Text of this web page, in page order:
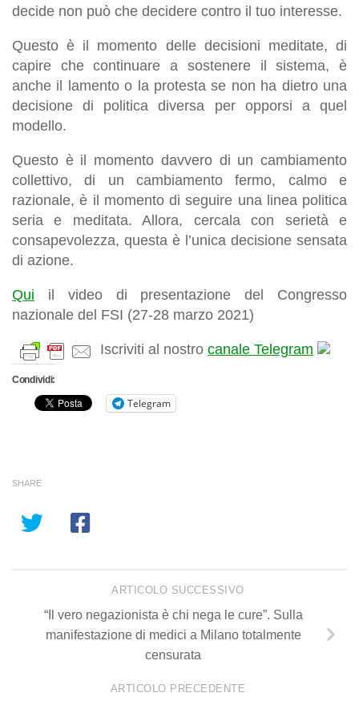
decide non può che decidere contro il tuo interesse.
Questo è il momento delle decisioni meditate, di
capire che continuare a sostenere il sistema, è
anche il lamento o la protesta se non ha dietro una
decisione di politica diversa per opporsi a quel
modello.
Questo è il momento davvero di un cambiamento
collettivo, di un cambiamento fermo, calmo e
razionale, è il momento di seguire una linea politica
seria e meditata. Allora, cercala con serietà e
consapevolezza, questa è l’unica decisione sensata
di azione.
Qui il video di presentazione del Congresso
nazionale del FSI (27-28 marzo 2021)
Iscriviti al nostro canale Telegram
Condividi:
Telegram
SHARE
ARTICOLO SUCCESSIVO
“Il vero negazionista è chi nega le cure”. Sulla
manifestazione di medici a Milano totalmente
censurata
ARTICOLO PRECEDENTE